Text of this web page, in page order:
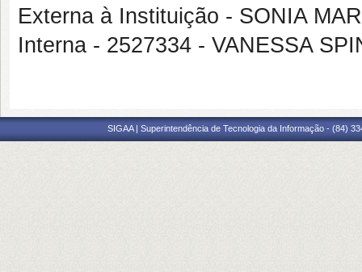
Externa à Instituição - SONIA
Interna - 2527334 - VANESSA
SIGAA | Superintendência de Tecnologia da Informação - (84)